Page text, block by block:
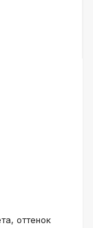
оттенок